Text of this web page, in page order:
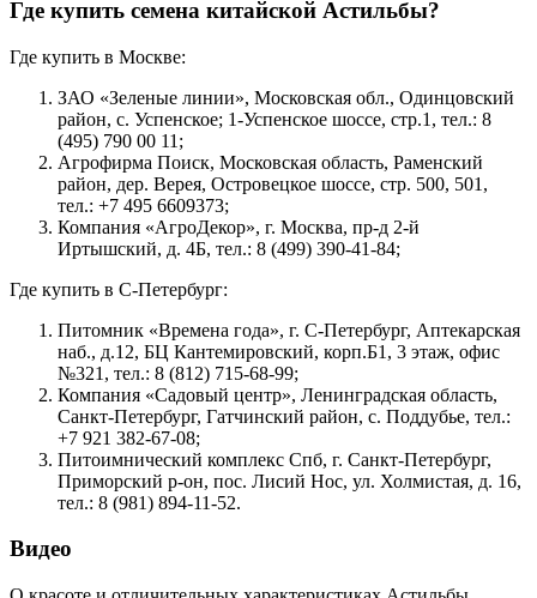
Где купить семена китайской Астильбы?
Где купить в Москве:
ЗАО «Зеленые линии», Московская обл., Одинцовский
район, с. Успенское; 1-Успенское шоссе, стр.1, тел.: 8
(495) 790 00 11;
Агрофирма Поиск, Московская область, Раменский
район, дер. Верея, Островецкое шоссе, стр. 500, 501,
тел.: +7 495 6609373;
Компания «АгроДекор», г. Москва, пр-д 2-й
Иртышский, д. 4Б, тел.: 8 (499) 390-41-84;
Где купить в С-Петербург:
Питомник «Времена года», г. С-Петербург, Аптекарская
наб., д.12, БЦ Кантемировский, корп.Б1, 3 этаж, офис
№321, тел.: 8 (812) 715-68-99;
Компания «Садовый центр», Ленинградская область,
Санкт-Петербург, Гатчинский район, с. Поддубье, тел.:
+7 921 382-67-08;
Питоимнический комплекс Спб, г. Санкт-Петербург,
Приморский р-он, пос. Лисий Нос, ул. Холмистая, д. 16,
тел.: 8 (981) 894-11-52.
Видео